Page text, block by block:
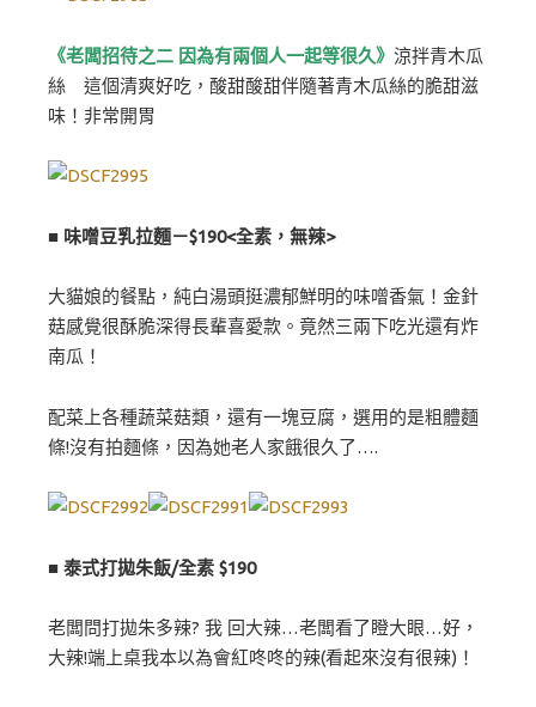
《老闆招待之二 因為有兩個人一起等很久》 涼拌青木瓜
絲 這個清爽好吃，酸甜酸甜伴隨著青木瓜絲的脆甜滋
味！非常開胃
■ 味噌豆乳拉麵－$190<全素，無辣>
大貓娘的餐點，純白湯頭挺濃郁鮮明的味噌香氣！金針
菇感覺很酥脆深得長輩喜愛款。竟然三兩下吃光還有炸
南瓜！
配菜上各種蔬菜菇類，還有一塊豆腐，選用的是粗體麵
條!沒有拍麵條，因為她老人家餓很久了….
■ 泰式打拋朱飯/全素 $190
老闆問打拋朱多辣? 我 回大辣…老闆看了瞪大眼…好，
大辣!端上桌我本以為會紅咚咚的辣(看起來沒有很辣)！